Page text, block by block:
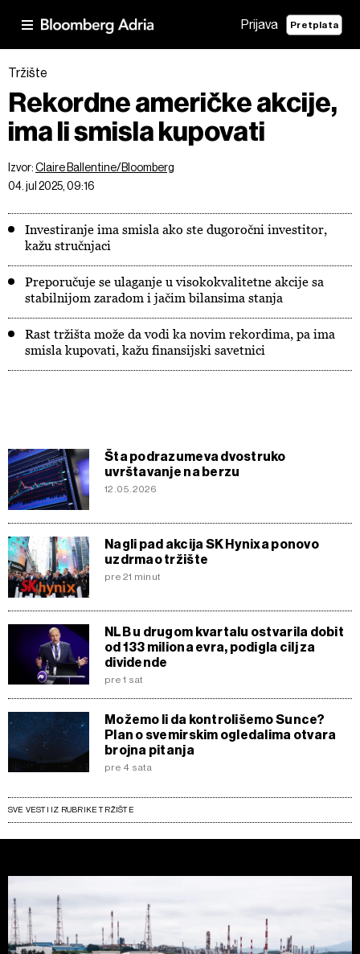
Prijava Pretplata
Tržište
Rekordne američke akcije,
ima li smisla kupovati
Izvor:Claire Ballentine/Bloomberg
04. jul 2025, 09:16
Investiranje ima smisla ako ste dugoročni investitor,
kažu stručnjaci
Preporučuje se ulaganje u visokokvalitetne akcije sa
stabilnijom zaradom i jačim bilansima stanja
Rast tržišta može da vodi ka novim rekordima, pa ima
smisla kupovati, kažu finansijski savetnici
Šta podrazumeva dvostruko
uvrštavanje na berzu
12.05.2026
Nagli pad akcija SK Hynixa ponovo
uzdrmao tržište
pre 21 minut
NLB u drugom kvartalu ostvarila dobit
od 133 miliona evra, podigla cilj za
dividende
pre 1 sat
Možemo li da kontrolišemo Sunce?
Plan o svemirskim ogledalima otvara
brojna pitanja
pre 4 sata
SVE VESTI IZ RUBRIKE TRŽIŠTE